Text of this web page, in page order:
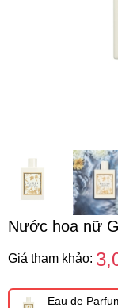
Nước hoa nữ
Giá tham khảo:
Eau de